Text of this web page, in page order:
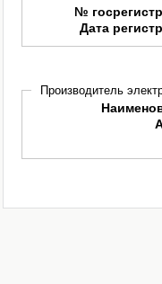
№
Дата
Производитель